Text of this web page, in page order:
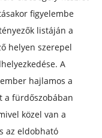
figyelembe
listáján a
helyen szerepel
A
hajlamos a
a fürdőszobában
közel van a
az eldobható